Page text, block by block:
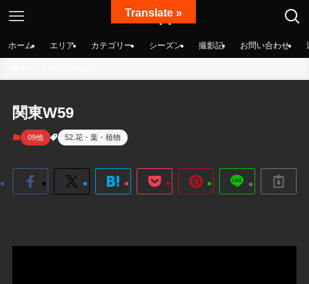
絶景nippon
ホーム エリア カテゴリー シーズン 撮影記 お問い合わせ
関東W59
09他 52.花・葉・植物
Translate »